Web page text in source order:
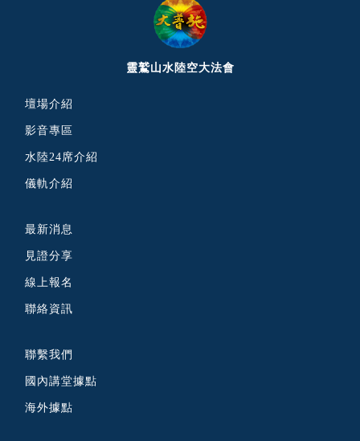
靈鷲山水陸空大法會
壇場介紹
影音專區
水陸24席介紹
儀軌介紹
最新消息
見證分享
線上報名
聯絡資訊
聯繫我們
國內講堂據點
海外據點